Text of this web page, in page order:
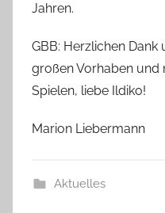
Jahren.
GBB: Herzlichen
großen Vorhaben
Spielen, liebe Ildiko!
Marion Liebermann
Aktuelles